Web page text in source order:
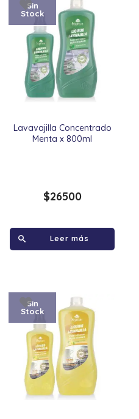
Lavavajilla Concentrado
Menta x 800ml
Sin
Stock
$26500
Leer más
Sin
Stock